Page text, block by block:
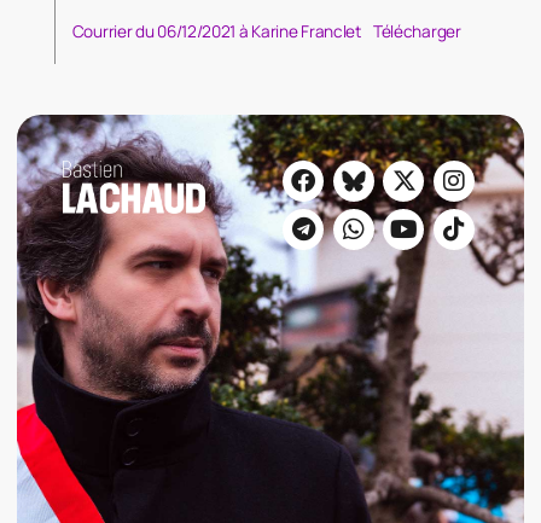
Courrier du 06/12/2021 à Karine Franclet Télécharger